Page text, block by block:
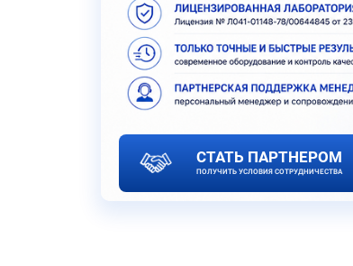
СТАТЬ ПАРТНЕРОМ
ПОЛУЧИТЬ УСЛОВИЯ СОТРУДНИЧЕСТВА